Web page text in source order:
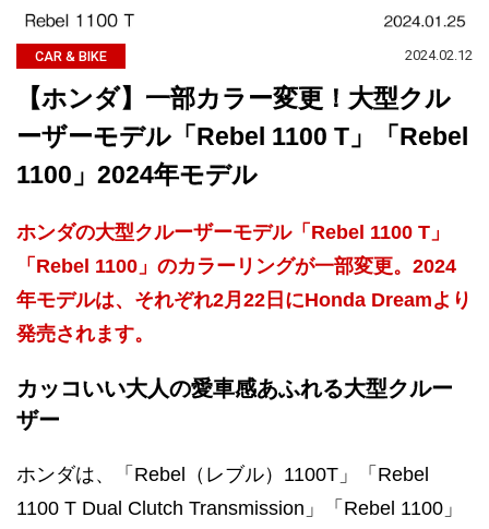
CAR & BIKE 2024.02.12
【ホンダ】一部カラー変更！大型クル
ーザーモデル「Rebel 1100 T」「Rebel
1100」2024年モデル
ホンダの大型クルーザーモデル「Rebel 1100 T」
「Rebel 1100」のカラーリングが一部変更。2024
年モデルは、それぞれ2月22日にHonda Dreamより
発売されます。
カッコいい大人の愛車感あふれる大型クルー
ザー
ホンダは、「Rebel（レブル）1100T」「Rebel
1100 T Dual Clutch Transmission」「Rebel 1100」